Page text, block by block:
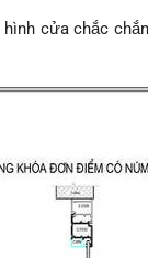
cửa chắc